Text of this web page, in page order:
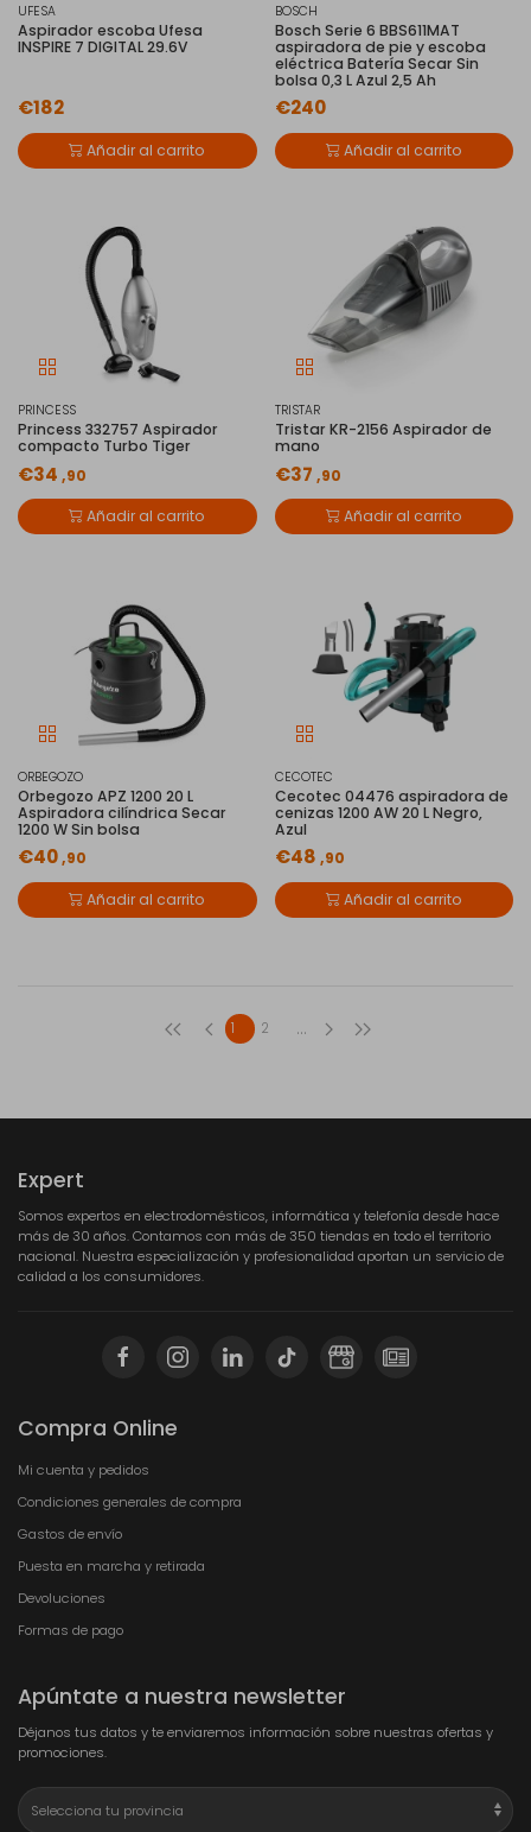
UFESA
Aspirador escoba Ufesa
INSPIRE 7 DIGITAL 29.6V
€182
Añadir al carrito
BOSCH
Bosch Serie 6 BBS611MAT
aspiradora de pie y escoba
eléctrica Batería Secar Sin
bolsa 0,3 L Azul 2,5 Ah
€240
Añadir al carrito
PRINCESS
Princess 332757 Aspirador
compacto Turbo Tiger
€34 ,90
Añadir al carrito
TRISTAR
Tristar KR-2156 Aspirador de
mano
€37 ,90
Añadir al carrito
ORBEGOZO
Orbegozo APZ 1200 20 L
Aspiradora cilíndrica Secar
1200 W Sin bolsa
€40,90
Añadir al carrito
CECOTEC
Cecotec 04476 aspiradora de
cenizas 1200 AW 20 L Negro,
Azul
€48 ,90
Añadir al carrito
1 2 ...
Expert
Somos expertos en electrodomésticos, informática y telefonía desde hace
más de 30 años. Contamos con más de 350 tiendas en todo el territorio
nacional. Nuestra especialización y profesionalidad aportan un servicio de
calidad a los consumidores.
Compra Online
Mi cuenta y pedidos
Condiciones generales de compra
Gastos de envío
Puesta en marcha y retirada
Devoluciones
Formas de pago
Apúntate a nuestra newsletter
Déjanos tus datos y te enviaremos información sobre nuestras ofertas y
promociones.